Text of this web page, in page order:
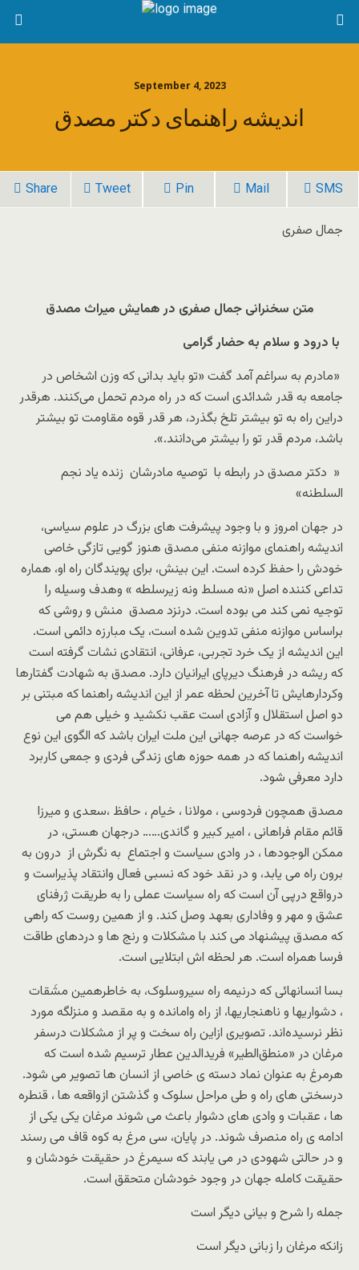
September 4, 2023
اندیشه راهنمای دکتر مصدق
Share Tweet Pin Mail SMS
جمال صفری
متن سخنرانی جمال صفری در همایش میراث مصدق
با درود و سلام به حضار گرامی
«مادرم به سراغم آمد گفت «تو باید بدانی که وزن اشخاص در
جامعه به قدر شدائدی است که در راه مردم تحمل می‌کنند. هرقدر
دراین راه به تو بیشتر تلخ بگذرد، هر قدر قوه مقاومت تو بیشتر
باشد، مردم قدر تو را بیشتر می‌دانند.».
« دکتر مصدق در رابطه با توصیه مادرشان زنده یاد نجم
السلطنه»
در جهان امروز و با وجود پیشرفت های بزرگ در علوم سیاسی،
اندیشه راهنمای موازنه منفی مصدق هنوز گویی تازگی خاصی
خودش را حفظ کرده است. این بینش، برای پویندگان راه او، هماره
تداعی کننده اصل «نه مسلط ونه زیرسلطه » وهدف وسیله را
توجیه نمی کند می بوده است. درنزد مصدق منش و روشی که
براساس موازنه منفی تدوین شده است، یک مبارزه دائمی است.
این اندیشه از یک خرد تجربی، عرفانی، انتقادی نشات گرفته است
که ریشه در فرهنگ دیرپای ایرانیان دارد. مصدق به شهادت گفتارها
وکردارهایش تا آخرین لحظه عمر از این اندیشه راهنما که مبتنی بر
دو اصل استقلال و آزادی است عقب نکشید و خیلی هم می
خواست که در عرصه جهانی این ملت ایران باشد که الگوی این نوع
اندیشه راهنما که در همه حوزه های زندگی فردی و جمعی کاربرد
دارد معرفی شود.
مصدق همچون فردوسی ، مولانا ، خیام ، حافظ ،سعدی و میرزا
قائم مقام فراهانی ، امیر کبیر و گاندی…… درجهان هستی، در
ممکن الوجودها ، در وادی سیاست و اجتماع به نگرش از درون به
برون راه می یابد، و در نقد خود که نسبی فعال وانتقاد پذیراست و
درواقع درپی آن است که راه سیاست عملی را به طریقت ژرفنای
عشق و مهر و وفاداری بعهد وصل کند. و از همین روست که راهی
که مصدق پیشنهاد می کند با مشکلات و رنج ها و دردهای طاقت‌
فرسا همراه است. هر لحظه اش ابتلایی است.
بسا انسانهائی که درنیمه راه سیروسلوک، به خاطرهمین مشَقات
، دشواریها و ناهنجاریها، از راه وامانده و به مقصد و منزلگه مورد
نظر نرسیده‌اند. تصویری ازاین راه سخت و پر از مشکلات درسفر
مرغان در «منطق‌الطیر» فریدالدین عطار ترسیم شده است که
هرمرغ به عنوان نماد دسته ی خاصی از انسان ها تصویر می شود.
درسختی های راه و طی مراحل سلوک و گذشتن ازواقعه ها ، قنطره
ها ، عقبات و وادی های دشوار باعث می شوند مرغان یکی یکی از
ادامه ی راه منصرف شوند. در پایان، سی مرغ به کوه قاف می رسند
و در حالتی شهودی در می یابند که سیمرغ در حقیقت خودشان و
حقیقت کامله جهان در وجود خودشان متحقق است.
جمله را شرح و بیانی دیگر است
زانکه مرغان را زبانی دیگر است